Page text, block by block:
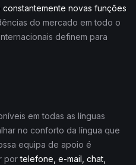
novas funções
do mercado em todo o
definem para
em todas as línguas
no conforto da língua que
equipa de apoio é
portelefone, e-mail, chat,